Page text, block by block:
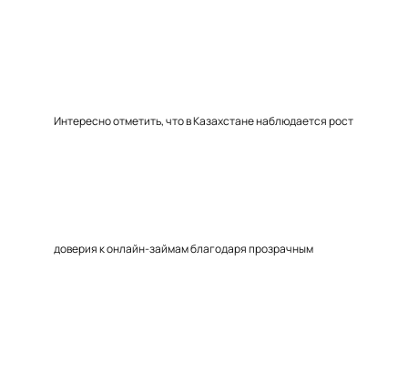
Интересно отметить, что в Казахстане наблюдается рост
доверия к онлайн-займам благодаря прозрачным